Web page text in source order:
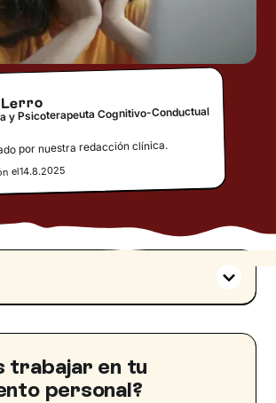
Lerro
y Psicoterapeuta Cognitivo-Conductual
por nuestra redacción clínica.
el14.8.2025
tengo ganas de hacer nada? Las
de hacer nada: ¿es depresión?
trabajar en tu
personal?